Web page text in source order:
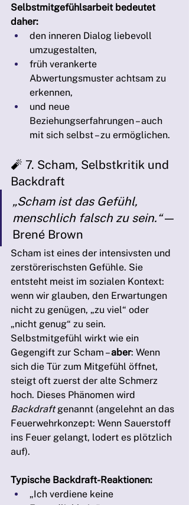
Selbstmitgefühlsarbeit bedeutet
daher:
den inneren Dialog liebevoll
umzugestalten,
früh verankerte
Abwertungsmuster achtsam zu
erkennen,
und neue
Beziehungserfahrungen – auch
mit sich selbst – zu ermöglichen.
🧨 7. Scham, Selbstkritik und
Backdraft
„Scham ist das Gefühl,
menschlich falsch zu sein.“ —
Brené Brown
Scham ist eines der intensivsten und
zerstörerischsten Gefühle. Sie
entsteht meist im sozialen Kontext:
wenn wir glauben, den Erwartungen
nicht zu genügen, „zu viel“ oder
„nicht genug“ zu sein.
Selbstmitgefühl wirkt wie ein
Gegengift zur Scham – aber: Wenn
sich die Tür zum Mitgefühl öffnet,
steigt oft zuerst der alte Schmerz
hoch. Dieses Phänomen wird
Backdraft genannt (angelehnt an das
Feuerwehrkonzept: Wenn Sauerstoff
ins Feuer gelangt, lodert es plötzlich
auf).
Typische Backdraft-Reaktionen:
„Ich verdiene keine